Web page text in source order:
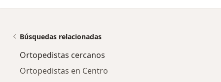
Búsquedas relacionadas
Ortopedistas cercanos
Ortopedistas en Centro